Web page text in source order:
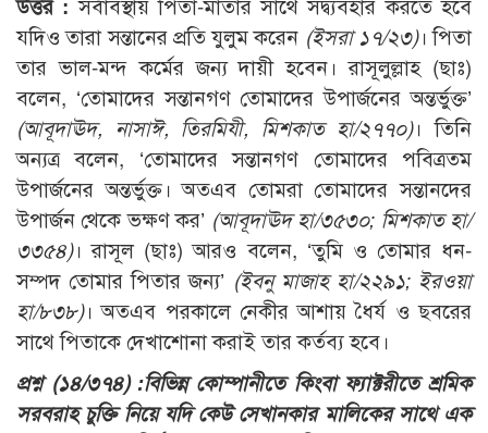
উত্তর : সর্বাবস্থায় পিতা-মাতার সাথে সদ্ব্যবহার করতে হবে
যদিও তারা সন্তানের প্রতি যুলুম করেন (ইসরা ১৭/২৩)। পিতা
তার ভাল-মন্দ কর্মের জন্য দায়ী হবেন। রাসূলুল্লাহ (ছাঃ)
বলেন, ‘তোমাদের সন্তানগণ তোমাদের উপার্জনের অন্তর্ভুক্ত’
(আবূদাঊদ, নাসাঈ, তিরমিযী, মিশকাত হা/২৭৭০)। তিনি
অন্যত্র বলেন, ‘তোমাদের সন্তানগণ তোমাদের পবিত্রতম
উপার্জনের অন্তর্ভুক্ত। অতএব তোমরা তোমাদের সন্তানদের
উপার্জন থেকে ভক্ষণ কর’ (আবূদাঊদ হা/৩৫৩০; মিশকাত হা/
৩৩৫৪)। রাসূল (ছাঃ) আরও বলেন, ‘তুমি ও তোমার ধন-
সম্পদ তোমার পিতার জন্য’ (ইবনু মাজাহ হা/২২৯১; ইরওয়া
হা/৮৩৮)। অতএব পরকালে নেকীর আশায় ধৈর্য ও ছবরের
সাথে পিতাকে দেখাশোনা করাই তার কর্তব্য হবে।
প্রশ্ন (১৪/৩৭৪) :বিভিন্ন কোম্পানীতে কিংবা ফ্যাক্টরীতে শ্রমিক
সরবরাহ চুক্তি নিয়ে যদি কেউ সেখানকার মালিকের সাথে এক